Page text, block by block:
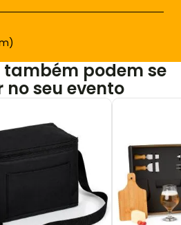
também podem se
seu evento